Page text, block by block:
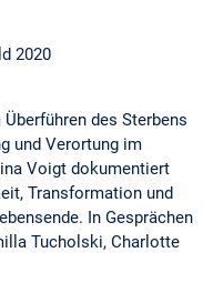
2020
des Sterbens
und Verortung im
Voigt dokumentiert
Transformation und
In Gesprächen
Tucholski, Charlotte